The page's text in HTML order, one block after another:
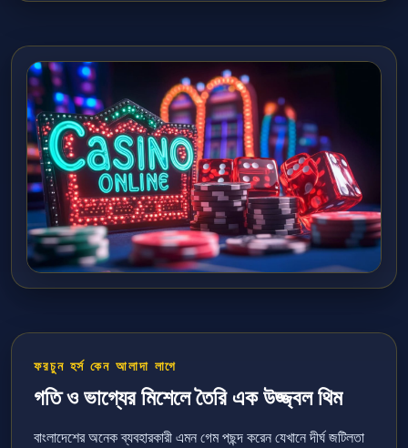
ফরচুন হর্স কেন আলাদা লাগে
গতি ও ভাগ্যের মিশেলে তৈরি এক উজ্জ্বল থিম
বাংলাদেশের অনেক ব্যবহারকারী এমন গেম পছন্দ করেন যেখানে দীর্ঘ জটিলতা